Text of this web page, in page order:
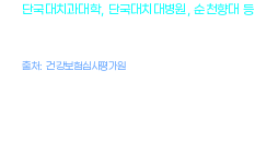
단국대치과대학, 단국대치대병원, 순천향대 등
출처: 건강보험심사평가원